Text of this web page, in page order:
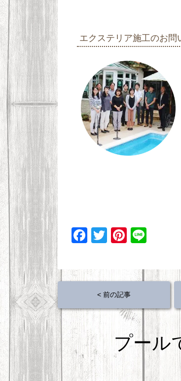
エクステリア施工のお問
F
c
e
o
o
k
T
er
Pi
er
e
st
e
< 前の記事
プール